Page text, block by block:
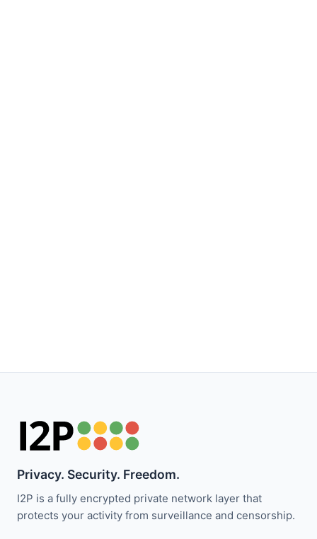
Privacy. Security. Freedom.
I2P is a fully encrypted private network layer that
protects your activity from surveillance and censorship.